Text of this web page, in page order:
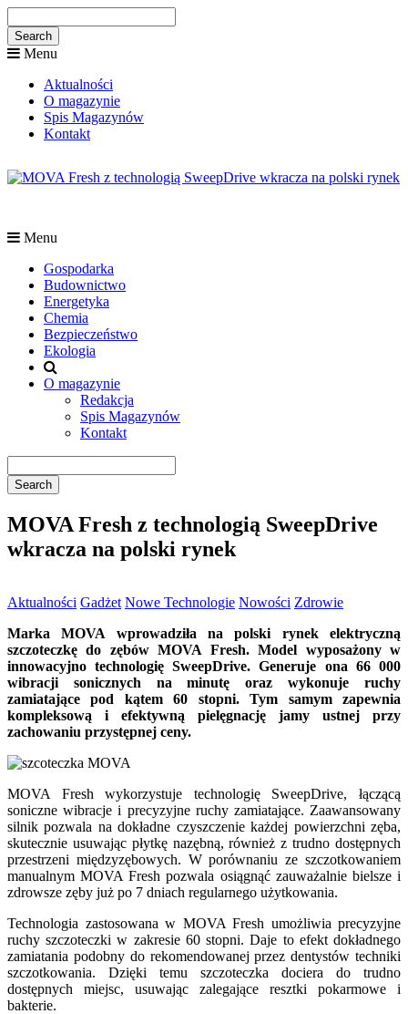
Menu
Aktualności
O magazynie
Spis Magazynów
Kontakt
Menu
Gospodarka
Budownictwo
Energetyka
Chemia
Bezpieczeństwo
Ekologia
O magazynie
Redakcja
Spis Magazynów
Kontakt
MOVA Fresh z technologią SweepDrive
wkracza na polski rynek
Aktualności Gadżet Nowe Technologie Nowości Zdrowie
Marka MOVA wprowadziła na polski rynek elektryczną
szczoteczkę do zębów MOVA Fresh. Model wyposażony w
innowacyjno technologię SweepDrive. Generuje ona 66 000
wibracji sonicznych na minutę oraz wykonuje ruchy
zamiatające pod kątem 60 stopni. Tym samym zapewnia
kompleksową i efektywną pielęgnację jamy ustnej przy
zachowaniu przystępnej ceny.
MOVA Fresh wykorzystuje technologię SweepDrive, łączącą
soniczne wibracje i precyzyjne ruchy zamiatające. Zaawansowany
silnik pozwala na dokładne czyszczenie każdej powierzchni zęba,
skutecznie usuwając płytkę nazębną, również z trudno dostępnych
przestrzeni międzyzębowych. W porównaniu ze szczotkowaniem
manualnym MOVA Fresh pozwala osiągnąć zauważalnie bielsze i
zdrowsze zęby już po 7 dniach regularnego użytkowania.
Technologia zastosowana w MOVA Fresh umożliwia precyzyjne
ruchy szczoteczki w zakresie 60 stopni. Daje to efekt dokładnego
zamiatania podobny do rekomendowanej przez dentystów techniki
szczotkowania. Dzięki temu szczoteczka dociera do trudno
dostępnych miejsc, usuwając zalegające resztki pokarmowe i
bakterie.